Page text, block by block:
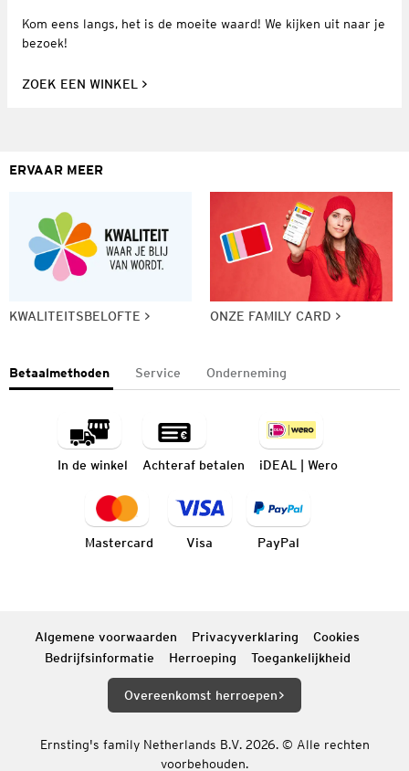
Kom eens langs, het is de moeite waard! We kijken uit naar je
bezoek!
ZOEK EEN WINKEL
ERVAAR MEER
KWALITEITSBELOFTE ONZE FAMILY CARD
Betaalmethoden Service Onderneming
In de winkel Achteraf betalen iDEAL | Wero
Mastercard Visa PayPal
Algemene voorwaarden Privacyverklaring
Cookies
Bedrijfsinformatie
Herroeping Toegankelijkheid
Overeenkomst herroepen
Ernsting's family Netherlands B.V. 2026. © Alle rechten
voorbehouden.